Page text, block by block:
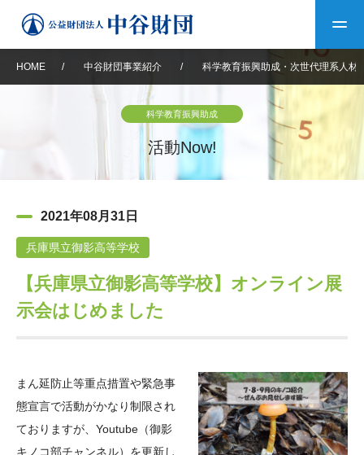
中谷財団について
設立趣意書
沿革 40年史デジタルブック
役員・評議員 公開情報
年報一覧 中谷財団レポート
中谷財団事業紹介
神戸賞 長期大型研究助成
大学院生奨学金
国際学生交流プログラ
中谷財団動画紹介
その他情報
アクセス よくあるご質問
日本語 English マイページ
HOME / 中谷財団事業紹介 / 科学教育振興助成・次世代理系人材
科学教育振興助成
活動Now!
2021年08月31日
兵庫県立御影高等学校
【兵庫県立御影高等学校】オンライン展
示会はじめました
まん延防止等重点措置や緊急事
態宣言で活動がかなり制限され
ておりますが、Youtube（御影
キノコ部チャンネル）を更新し